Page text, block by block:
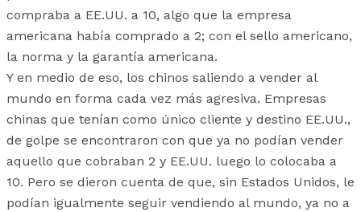
compraba a EE.UU. a 10, algo que la empresa
americana había comprado a 2; con el sello americano,
la norma y la garantía americana.
Y en medio de eso, los chinos saliendo a vender al
mundo en forma cada vez más agresiva. Empresas
chinas que tenían como único cliente y destino EE.UU.,
de golpe se encontraron con que ya no podían vender
aquello que cobraban 2 y EE.UU. luego lo colocaba a
10. Pero se dieron cuenta de que, sin Estados Unidos, le
podían igualmente seguir vendiendo al mundo, ya no a